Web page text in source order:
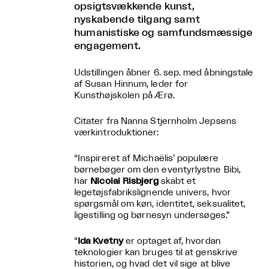
opsigtsvækkende kunst,
nyskabende tilgang samt
humanistiske og samfundsmæssige
engagement.
Udstillingen åbner 6. sep. med åbningstale
af Susan Hinnum, leder for
Kunsthøjskolen på Ærø.
Citater fra Nanna Stjernholm Jepsens
værkintroduktioner:
“Inspireret af Michaëlis’ populære
børnebøger om den eventyrlystne Bibi,
har Nicolai Risbjergskabt et
legetøjsfabrikslignende univers, hvor
spørgsmål om køn, identitet, seksualitet,
ligestilling og børnesyn undersøges.”
“ Ida Kvetnyer optaget af, hvordan
teknologier kan bruges til at genskrive
historien, og hvad det vil sige at blive